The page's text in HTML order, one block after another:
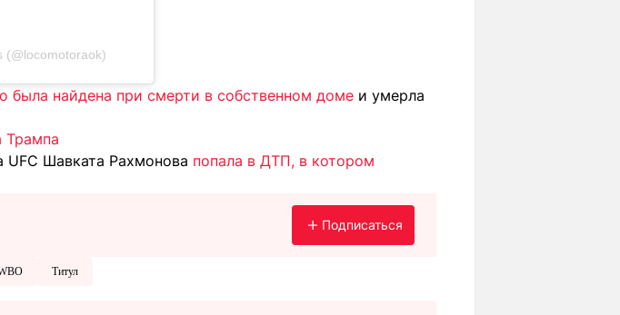
(@locomotoraok)
была найдена при смерти в собственном доме и умерла
Трампа
UFC Шавката Рахмонова попала в ДТП, в котором
Подписаться
Титул